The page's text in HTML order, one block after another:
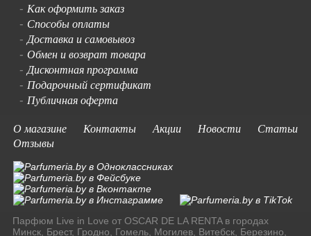
- Как оформить заказ
- Способы оплаты
-Доставка и самовывоз
- Обмен и возврат товара
-Дисконтная программа
- Подарочный сертификат
- Публичная оферта
О магазине
Контакты Акции Новости
Статьи
Отзывы
Парфюм Live in Love от OSCAR DE LA RENTA в городах
Минск, Брест, Гродно, Гомель, Могилев, Витебск, Березино,